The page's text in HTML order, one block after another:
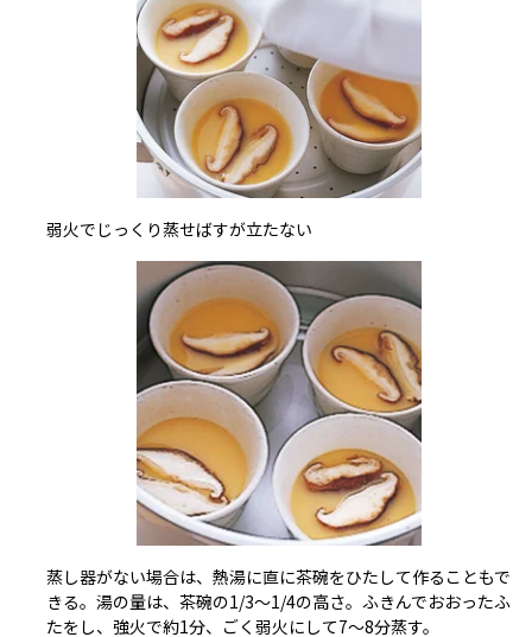
弱火でじっくり蒸せばすが立たない
蒸し器がない場合は、熱湯に直に茶碗をひたして作ることもで
きる。湯の量は、茶碗の1/3〜1/4の高さ。ふきんでおおったふ
たをし、強火で約1分、ごく弱火にして7〜8分蒸す。